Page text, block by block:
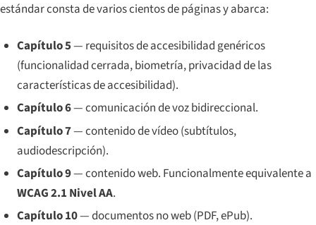
estándar consta de varios cientos de páginas y abarca:
Capítulo 5— requisitos de accesibilidad genéricos
(funcionalidad cerrada, biometría, privacidad de las
características de accesibilidad).
Capítulo 6— comunicación de voz bidireccional.
Capítulo 7— contenido de vídeo (subtítulos,
audiodescripción).
Capítulo 9— contenido web. Funcionalmente equivalente a
WCAG 2.1 Nivel AA.
Capítulo 10— documentos no web (PDF, ePub).